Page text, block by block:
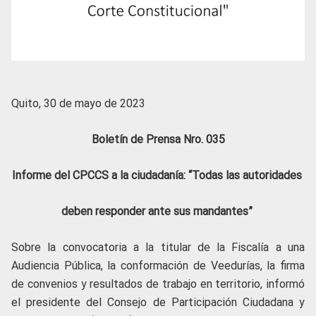
Quito, 30 de mayo de 2023
Boletín de Prensa Nro. 035
Informe del CPCCS a la ciudadanía: “Todas las autoridades
deben responder ante sus mandantes”
Sobre la convocatoria a la titular de la Fiscalía a una
Audiencia Pública, la conformación de Veedurías, la firma
de convenios y resultados de trabajo en territorio, informó
el presidente del Consejo de Participación Ciudadana y